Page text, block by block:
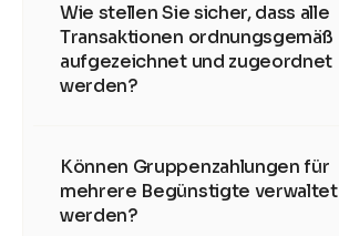
Wie stellen Sie sicher, dass alle
Transaktionen ordnungsgemäß
aufgezeichnet und zugeordnet
werden?
Können Gruppenzahlungen für
mehrere Begünstigte verwaltet
werden?